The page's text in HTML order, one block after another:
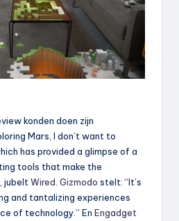
konden doen zijn
Mars, I don’t want to
has provided a glimpse of a
tools that make the
jubeltWired. Gizmodo stelt: “It’s
and tantalizing experiences
of technology.” En Engadget